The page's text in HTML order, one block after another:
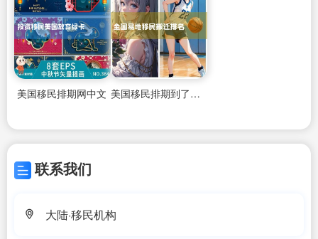
美国移民排期网中文 美国移民排期到了需要准备什么
联系我们
大陆·移民机构